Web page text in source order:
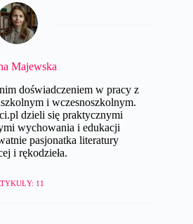
Majewska
doświadczeniem w pracy z
i wczesnoszkolnym.
dzieli się praktycznymi
wychowania i edukacji
pasjonatka literatury
i rękodzieła.
11